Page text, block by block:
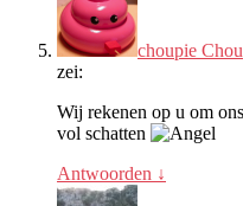
choupie
zei:
Wij rekenen op u om
vol schatten
Antwoorden ↓